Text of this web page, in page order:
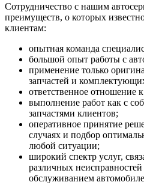
Сотрудничество с нашим
преимуществ, о которых
клиентам:
опытная команда
большой опыт работы с
применение только
запчастей и
ответственное отношение
выполнение работ как с
запчастями клиентов;
оперативное принятие
случаях и подбор
любой ситуации;
широкий спектр услуг,
различных
обслуживанием